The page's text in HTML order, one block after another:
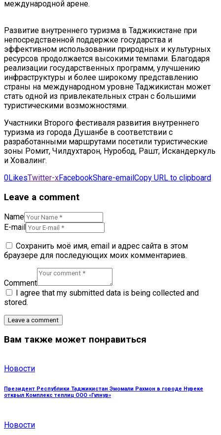
международной арене.
Развитие внутреннего туризма в Таджикистане при
непосредственной поддержке государства и
эффективном использовании природных и культурных
ресурсов продолжается высокими темпами. Благодаря
реализации государственных программ, улучшению
инфраструктуры и более широкому представлению
страны на международном уровне Таджикистан может
стать одной из привлекательных стран с большими
туристическими возможностями.
Участники Второго фестиваля развития внутреннего
туризма из города Душанбе в соответствии с
разработанными маршрутами посетили туристические
зоны Ромит, Чилдухтарон, Нуробод, Рашт, Искандеркуль
и Ховалинг.
0LikesTwitter-xFacebookShare-email Copy URL to clipboard
Leave a comment
Name
E-mail
Сохранить моё имя, email и адрес сайта в этом
браузере для последующих моих комментариев.
Comment
I agree that my submitted data is being collected and
stored.
Вам также может понравиться
Новости
Президент Республики Таджикистан Эмомали Рахмон в городе Нуреке
открыл Комплекс теплиц ООО «Гулнур»
Новости